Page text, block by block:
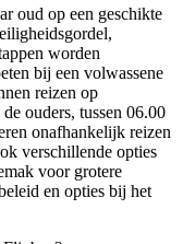
oud op een geschikte
worden
bij een volwassene
reizen op
ouders, tussen 06.00
onafhankelijk reizen
verschillende opties
voor grotere
en opties bij het